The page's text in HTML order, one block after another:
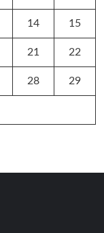
14 15
21 22
28 29